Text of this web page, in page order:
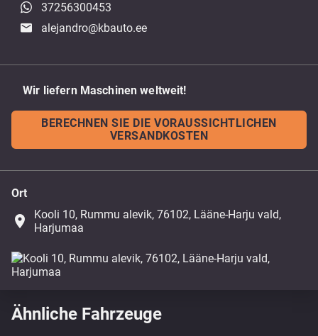
37256300453
alejandro@kbauto.ee
Wir liefern Maschinen weltweit!
BERECHNEN SIE DIE VORAUSSICHTLICHEN
VERSANDKOSTEN
Ort
place
Kooli 10, Rummu alevik, 76102, Lääne-Harju vald,
Harjumaa
Ähnliche Fahrzeuge